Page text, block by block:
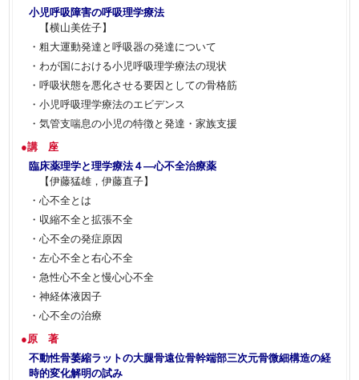
小児呼吸障害の呼吸理学療法
【横山美佐子】
・粗大運動発達と呼吸器の発達について
・わが国における小児呼吸理学療法の現状
・呼吸状態を悪化させる要因としての骨格筋
・小児呼吸理学療法のエビデンス
・気管支喘息の小児の特徴と発達・家族支援
●講 座
臨床薬理学と理学療法４―心不全治療薬
【伊藤猛雄，伊藤直子】
・心不全とは
・収縮不全と拡張不全
・心不全の発症原因
・左心不全と右心不全
・急性心不全と慢心心不全
・神経体液因子
・心不全の治療
●原 著
不動性骨萎縮ラットの大腿骨遠位骨幹端部三次元骨微細構造の経
時的変化解明の試み